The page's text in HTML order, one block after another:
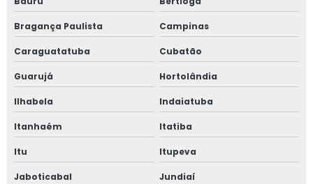
Bragança Paulista Campinas
Caraguatatuba Cubatão
Guarujá Hortolândia
Ilhabela Indaiatuba
Itanhaém Itatiba
Itu Itupeva
Jaboticabal Jundiaí